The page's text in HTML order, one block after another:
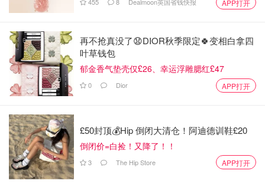
APP打开
再不抢真没了😧DIOR秋季限定🍀变相白拿四
叶草钱包
郁金香气垫壳仅£26、幸运浮雕腮红£47
0 Dior APP打开
£50封顶💰Hip 倒闭大清仓！阿迪德训鞋£20
倒闭价=白捡！又降了！！
3 The Hip Store APP打开